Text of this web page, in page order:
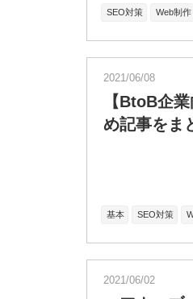
SEO対策 Web制作
2021/06/08
【BtoB企
め記事をま
基本 SEO対策
2021/06/02